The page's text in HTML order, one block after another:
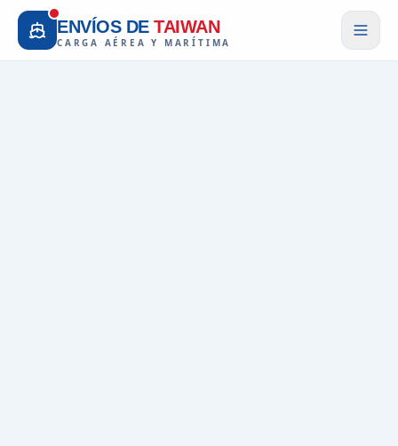
ENVÍOS DE TAIWAN
CARGA AÉREA Y MARÍTIMA